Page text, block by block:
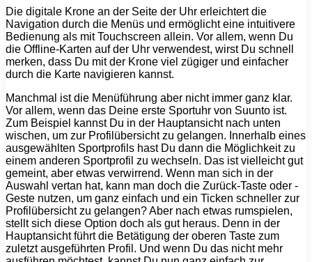
Die digitale Krone an der Seite der Uhr erleichtert die
Navigation durch die Menüs und ermöglicht eine intuitivere
Bedienung als mit Touchscreen allein. Vor allem, wenn Du
die Offline-Karten auf der Uhr verwendest, wirst Du schnell
merken, dass Du mit der Krone viel zügiger und einfacher
durch die Karte navigieren kannst.
Manchmal ist die Menüführung aber nicht immer ganz klar.
Vor allem, wenn das Deine erste Sportuhr von Suunto ist.
Zum Beispiel kannst Du in der Hauptansicht nach unten
wischen, um zur Profilübersicht zu gelangen. Innerhalb eines
ausgewählten Sportprofils hast Du dann die Möglichkeit zu
einem anderen Sportprofil zu wechseln. Das ist vielleicht gut
gemeint, aber etwas verwirrend. Wenn man sich in der
Auswahl vertan hat, kann man doch die Zurück-Taste oder -
Geste nutzen, um ganz einfach und ein Ticken schneller zur
Profilübersicht zu gelangen? Aber nach etwas rumspielen,
stellt sich diese Option doch als gut heraus. Denn in der
Hauptansicht führt die Betätigung der oberen Taste zum
zuletzt ausgeführten Profil. Und wenn Du das nicht mehr